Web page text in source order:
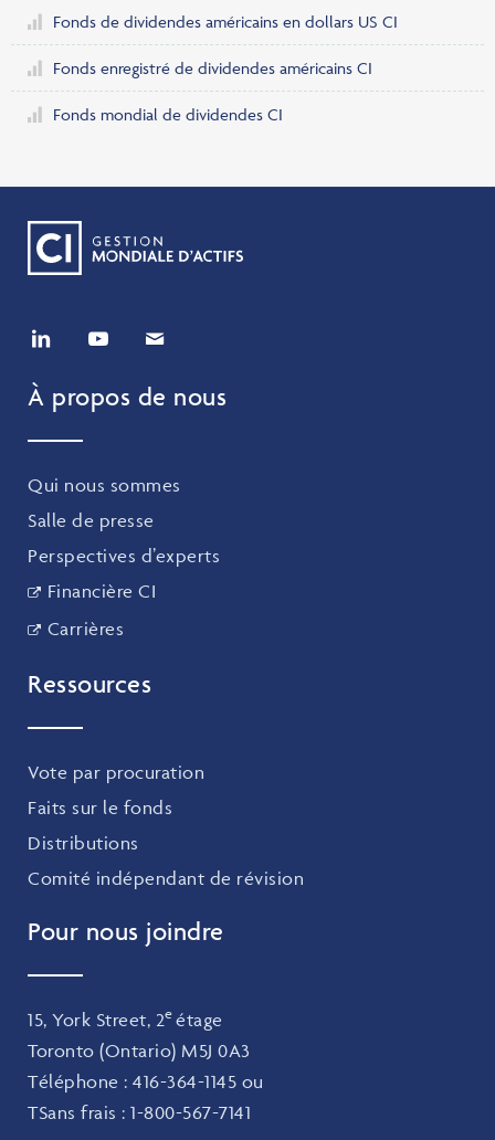
Fonds de dividendes américains en dollars US CI
Fonds enregistré de dividendes américains CI
Fonds mondial de dividendes CI
À propos de nous
Qui nous sommes
Salle de presse
Perspectives d’experts
Financière CI
Carrières
Ressources
Vote par procuration
Faits sur le fonds
Distributions
Comité indépendant de révision
Pour nous joindre
15, York Street, 2eétage
Toronto (Ontario) M5J 0A3
Téléphone : 416-364-1145 ou
TSans frais : 1-800-567-7141